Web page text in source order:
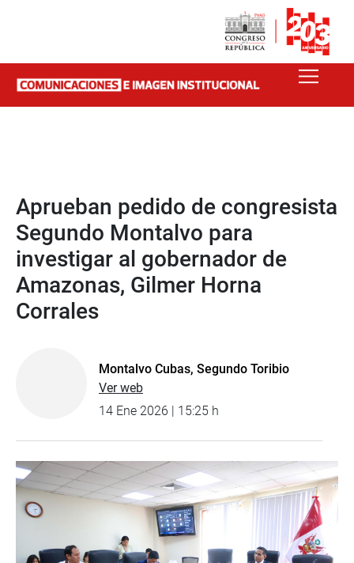
Aprueban pedido de congresista
Segundo Montalvo para
investigar al gobernador de
Amazonas, Gilmer Horna
Corrales
Montalvo Cubas, Segundo Toribio
Ver web
14 Ene 2026 | 15:25 h